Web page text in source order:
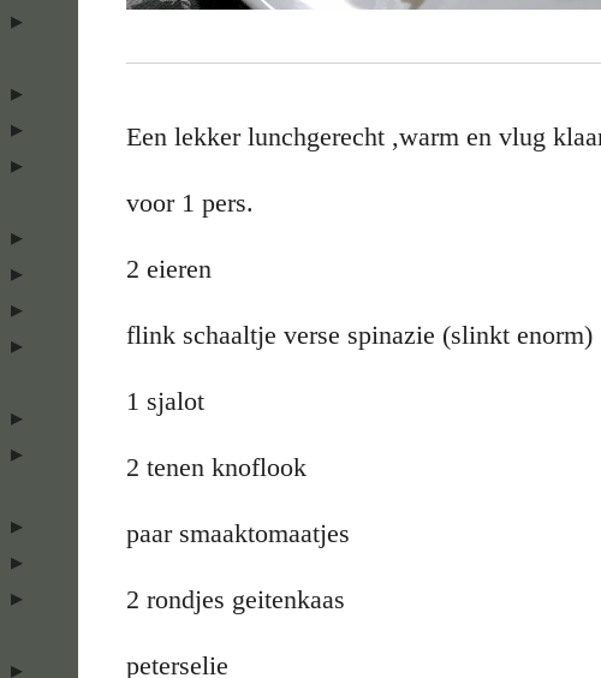
Een lekker lunchgerecht ,warm en vlug
voor 1 pers.
2 eieren
flink schaaltje verse spinazie (slinkt enorm)
1 sjalot
2 tenen knoflook
paar smaaktomaatjes
2 rondjes geitenkaas
peterselie